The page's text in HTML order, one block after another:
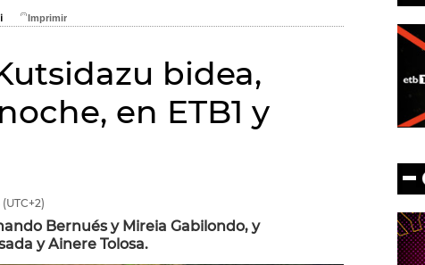
bidea,
en ETB1 y
(UTC+2)
Bernués y Mireia Gabilondo, y
y Ainere Tolosa.